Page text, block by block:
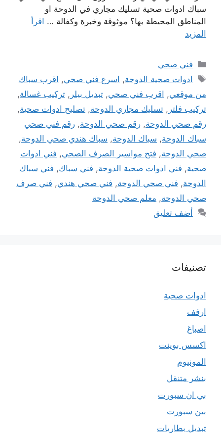
سباك ادوات صحية تسليك مجاري في الدوحة او
المناطق المحيطة بها؟ موثوقة وخبرة وكفالة … اقرأ
المزيد
التصنيفات
فني صحي
الوسوم
ادوات صحية الدوحة, اسرع فني صحي, اقرب سباك
من موقعي, اقرب فني صحي, تبديل بيلر , تركيب غسالة,
تركيب فلتر , تسليك مجاري الدوحة, تصليح ادوات صحية,
رقم صحي الدوحة, رقم صحي الدوحة, رقم فني صحي
سباك الدوحة, سباك الدوحة, سباك هندي صحي الدوحة,
صحي الدوحة, فتح مواسير الصرف الصحي, فني ادوات
صحية, فني ادوات صحية الدوحة, فني سباك, فني سباك
الدوحة, فني صحي الدوحة, فني صحي هندي, فني صرف
صحي الدوحة, معلم صحي الدوحة
أضف تعليق
تصنيفات
ادوات صحية
ارفف
اصباغ
اكسس بوينت
المونيوم
بنشر متنقل
بي ان سبورت
بين سبورت
تبديل بطاريات